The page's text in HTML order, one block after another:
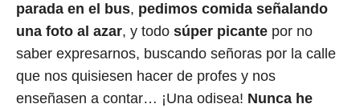
parada en el bus, pedimos comida señalando
una foto al azar, y todo súper picante por no
saber expresarnos, buscando señoras por la calle
que nos quisiesen hacer de profes y nos
enseñasen a contar… ¡Una odisea! Nunca he